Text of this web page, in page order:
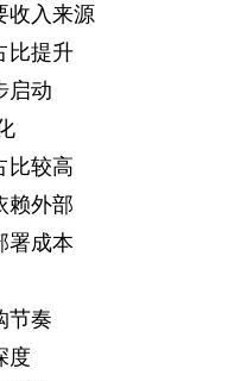
收入来源
比提升
启动
比较高
赖外部
署成本
节奏
度